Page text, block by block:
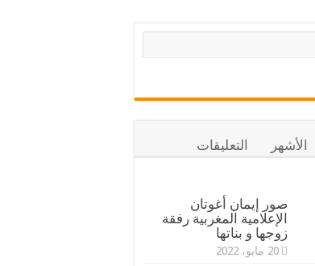
الأشهر
التعليقات
صور إيمان أغوتان
الإعلامية المغربية رفقة
زوجها و بناتها
20 مايو، 2022